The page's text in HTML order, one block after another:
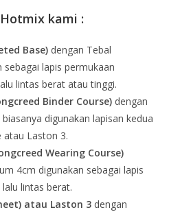
kami :
Base) dengan Tebal
lapis permukaan
lintas berat atau tinggi.
Binder Course) dengan
digunakan lapisan kedua
atau Laston 3.
Wearing Course)
4cm digunakan sebagai lapis
lintas berat.
atau Laston 3 dengan